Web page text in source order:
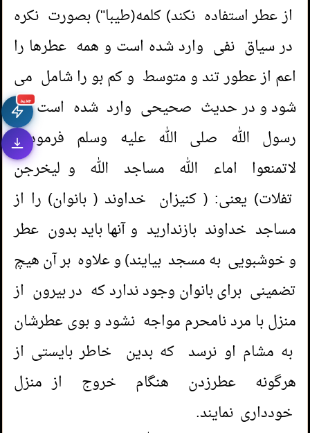
جديد
از عطر استفاده نکند) کلمه(طیبا") بصورت نکره
در سیاق نفی وارد شده است و همه عطرها را
اعم از عطور تند و متوسط و کم بو را شامل می
شود و در حدیث صحیحی وارد شده است که
رسول الله صلی الله عليه وسلم فرمود: (
لاتمنعوا اماء الله مساجد الله و ليخرجن
تفلات) یعنی: ( کنیزان خداوند ( بانوان) را از
مساجد خداوند بازندارید و آنها باید بدون عطر
و خوشبویی به مسجد بیایند) و علاوه بر آن هیچ
تضمینی برای بانوان وجود ندارد که در بیرون از
منزل با مرد نامحرم مواجه نشود و بوی عطرشان
به مشام او نرسد که بدین خاطر بایستی از
هرگونه عطرزدن هنگام خروج از منزل
خودداری نمایند.
1. آیامیتوانم باقی مانده عودهایی که جهت
معطرکردن مسجداستفاده میشودرا باخودبردارم؟
2. آیا می توانم به مدیر خودم در کار هدیه بدهم؟
3. هديه دادن به معلم خود؛
4. خرید و فروش نمایشی؛
تبدیل کردن وقف غیرفعال به مغازه ها یا مکان
هایی که امکان بهره وری از آنها باشد؛
6. آیا می توانم جهت رسیدن به حق و حقوق
1. حکم نزدیکی با همسر از راه مقعد؛
( بازدیدها 58393 ) 2.
نزدیکی زناشویی در حمام( و
دستشویی)
بازدیدها 57063 )